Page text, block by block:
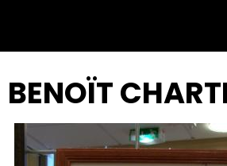
BENOÏT